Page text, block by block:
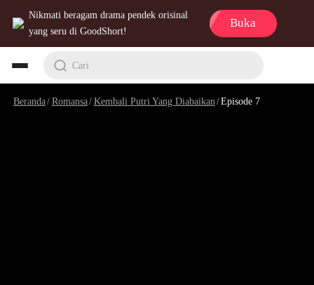
Nikmati beragam drama pendek orisinal
yang seru di GoodShort!
Buka
Cari
Beranda/Romansa/Kembali Putri Yang Diabaikan/Episode 7